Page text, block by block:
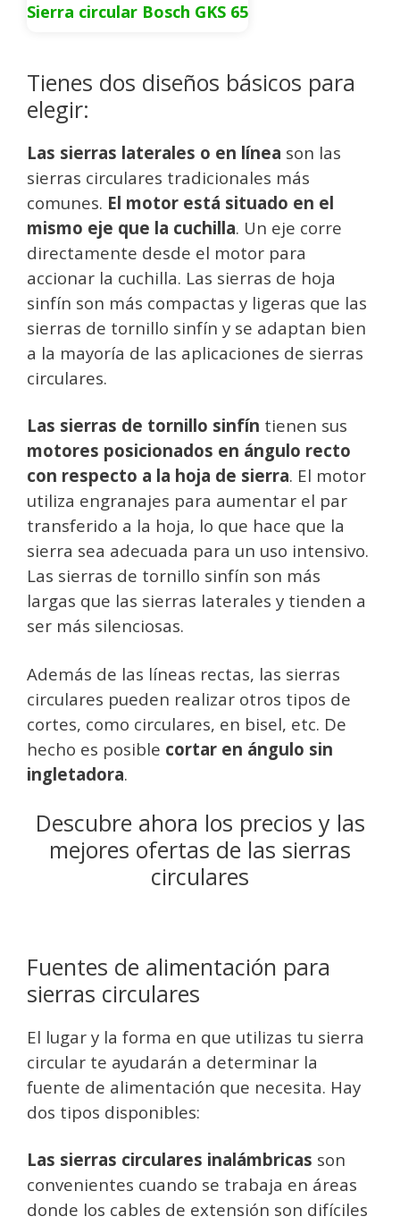
Sierra circular Bosch GKS 65
Tienes dos diseños básicos para
elegir:
Las sierras laterales o en línea son las
sierras circulares tradicionales más
comunes. El motor está situado en el
mismo eje que la cuchilla. Un eje corre
directamente desde el motor para
accionar la cuchilla. Las sierras de hoja
sinfín son más compactas y ligeras que las
sierras de tornillo sinfín y se adaptan bien
a la mayoría de las aplicaciones de sierras
circulares.
Las sierras de tornillo sinfín tienen sus
motores posicionados en ángulo recto
con respecto a la hoja de sierra. El motor
utiliza engranajes para aumentar el par
transferido a la hoja, lo que hace que la
sierra sea adecuada para un uso intensivo.
Las sierras de tornillo sinfín son más
largas que las sierras laterales y tienden a
ser más silenciosas.
Además de las líneas rectas, las sierras
circulares pueden realizar otros tipos de
cortes, como circulares, en bisel, etc. De
hecho es posible cortar en ángulo sin
ingletadora.
Descubre ahora los precios y las
mejores ofertas de las sierras
circulares
Fuentes de alimentación para
sierras circulares
El lugar y la forma en que utilizas tu sierra
circular te ayudarán a determinar la
fuente de alimentación que necesita. Hay
dos tipos disponibles:
Las sierras circulares inalámbricas son
convenientes cuando se trabaja en áreas
donde los cables de extensión son difíciles